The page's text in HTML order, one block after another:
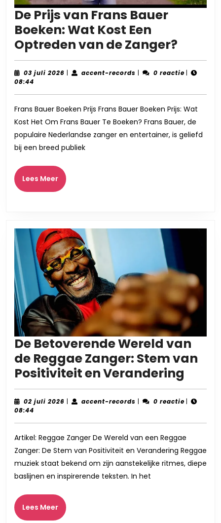
De Prijs van Frans Bauer
Boeken: Wat Kost Een
Optreden van de Zanger?
Prijs
van
Bauer
Wat
03 juli 2026 03
| accent-records accent-
| 0 reactie |
08:44
Frans Bauer Boeken Prijs Frans Bauer Boeken Prijs: Wat
Kost Het Om Frans Bauer Te Boeken? Frans Bauer, de
populaire Nederlandse zanger en entertainer, is geliefd
bij een breed publiek
Lees MeerLees
Meer
De Betoverende Wereld van
de Reggae Zanger: Stem van
Positiviteit en Verandering
de
02 juli 2026 02
| accent-records accent-
| 0 reactie |
08:44
Artikel: Reggae Zanger De Wereld van een Reggae
Zanger: De Stem van Positiviteit en Verandering Reggae
muziek staat bekend om zijn aanstekelijke ritmes, diepe
baslijnen en inspirerende teksten. In het
Lees MeerLees
Meer